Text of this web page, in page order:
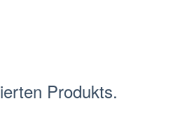
Produkts.